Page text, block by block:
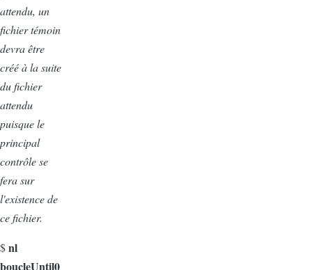
attendu, un
fichier témoin
devra être
créé à la suite
du fichier
attendu
puisque le
principal
contrôle se
fera sur
l'existence de
ce fichier.
$nl
boucleUntil0